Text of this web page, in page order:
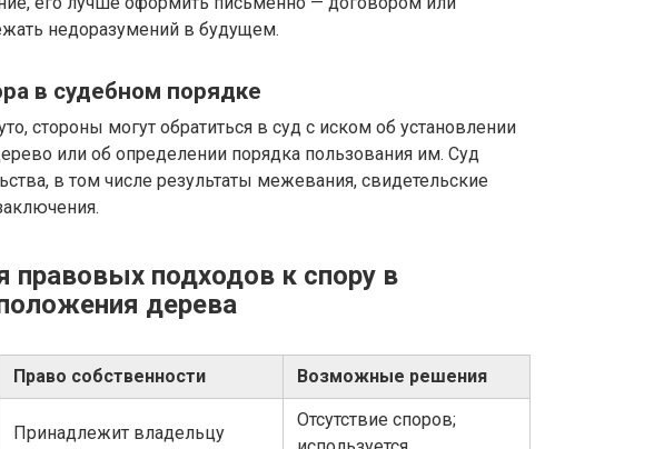
недоразумений в будущем.
в судебном порядке
стороны могут обратиться в суд с иском об установлении
или об определении порядка пользования им. Суд
в том числе результаты межевания, свидетельские
правовых подходов к спору в
дерева
Право собственности Возможные решения
Принадлежит владельцу
Отсутствие споров;